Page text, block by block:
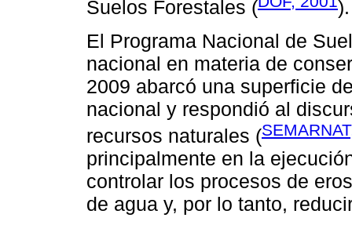
Suelos Forestales (
).
El Programa Nacional de
nacional en materia de
2009 abarcó una superficie
nacional y respondió al
recursos naturales (
principalmente en la
controlar los procesos de
de agua y, por lo tanto,